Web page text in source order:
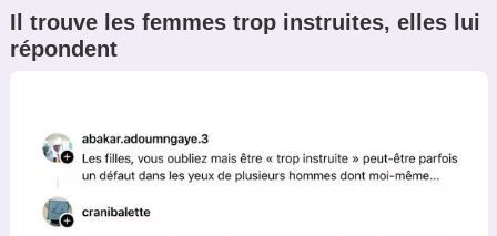
Il trouve les femmes trop instruites, elles lui
répondent